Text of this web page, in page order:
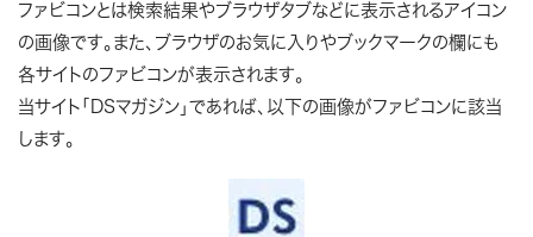
ファビコンとは検索結果やブラウザタブなどに表示されるアイコン
の画像です。また、ブラウザのお気に入りやブックマークの欄にも
各サイトのファビコンが表示されます。
当サイト「DSマガジン」であれば、以下の画像がファビコンに該当
します。